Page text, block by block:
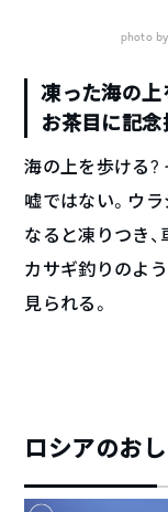
photo
凍った海の
お茶目に記念
海の上を歩ける
嘘ではない。ウ
なると凍りつき
カサギ釣りのよ
見られる。
ロシアのお